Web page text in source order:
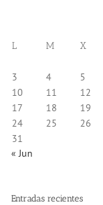
L M X
3
4 5
10
11 12
17
18 19
24
25 26
31
« Jun
Entradas recientes